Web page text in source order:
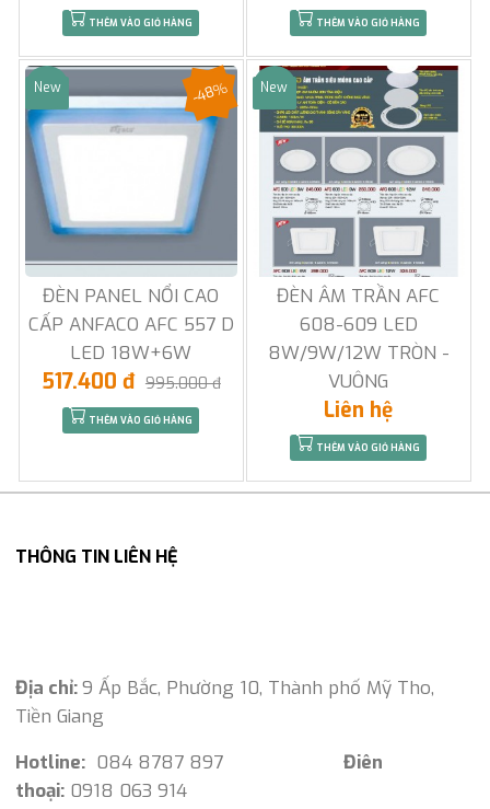
THÊM VÀO GIỎ HÀNG THÊM VÀO GIỎ HÀNG
Sale
New
ĐÈN PANEL NỔI CAO
CẤP ANFACO AFC 557 D
LED 18W+6W
-48%
517.400 đ 995.000 đ
THÊM VÀO GIỎ HÀNG
Sale
New
ĐÈN ÂM TRẦN AFC
608-609 LED
8W/9W/12W TRÒN -
VUÔNG
Liên hệ
THÊM VÀO GIỎ HÀNG
THÔNG TIN LIÊN HỆ
Địa chỉ:9 Ấp Bắc, Phường 10, Thành phố Mỹ Tho,
Tiền Giang
Hotline: 084 8787 897 Điên
thoại: 0918 063 914